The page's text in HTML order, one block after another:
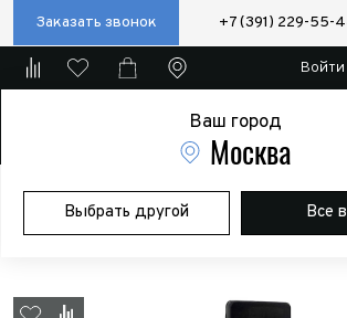
Заказать звонок +7 (391) 229-55-
Ваш город
Москва
Выбрать другой Все
Войти
Главная Магазин Дополнительное
аксессуары
Крюк для реечного домкрата